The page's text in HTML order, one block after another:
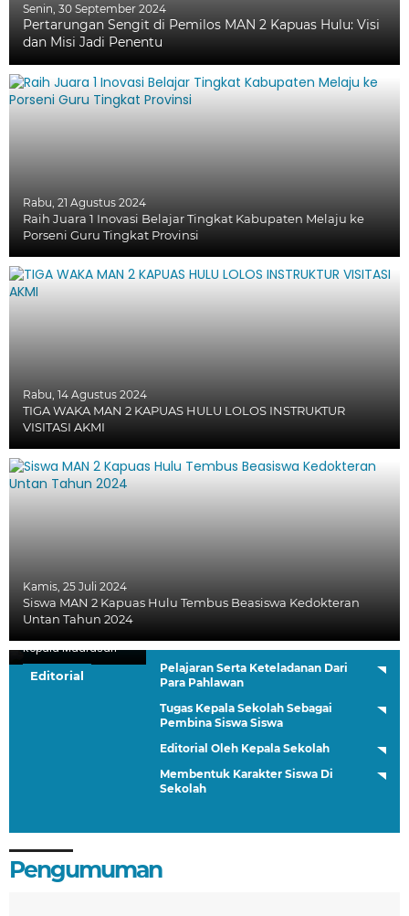
Senin, 30 September 2024
Pertarungan Sengit di Pemilos MAN 2 Kapuas Hulu: Visi
dan Misi Jadi Penentu
Rabu, 21 Agustus 2024
Raih Juara 1 Inovasi Belajar Tingkat Kabupaten Melaju ke
Porseni Guru Tingkat Provinsi
Rabu, 14 Agustus 2024
TIGA WAKA MAN 2 KAPUAS HULU LOLOS INSTRUKTUR
VISITASI AKMI
Kamis, 25 Juli 2024
Siswa MAN 2 Kapuas Hulu Tembus Beasiswa Kedokteran
Untan Tahun 2024
Editorial
Kepala Madrasah
Pelajaran Serta Keteladanan Dari
Para Pahlawan
Tugas Kepala Sekolah Sebagai
Pembina Siswa Siswa
Editorial Oleh Kepala Sekolah
Membentuk Karakter Siswa Di
Sekolah
Pengumuman